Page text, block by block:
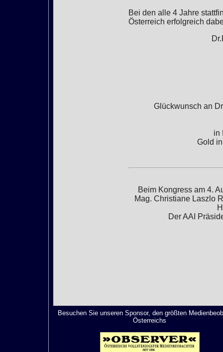
Bei den alle 4 Jahre
Österreich erfolgreich
Glückwunsch an
in
Gold
Beim Kongress am 4.
Mag. Christiane Laszlo
Der AAI
Besuchen Sie unseren Sponsor, den größten
Österreichs